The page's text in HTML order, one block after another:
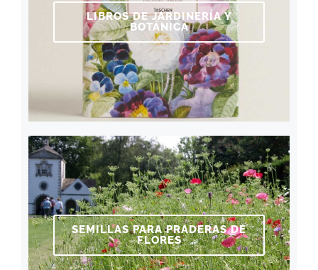
LIBROS DE JARDINERÍA Y
BOTÁNICA
SEMILLAS PARA PRADERAS DE
FLORES